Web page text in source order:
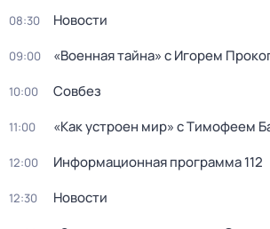
08:30 Новости
09:00 «Военная тайна» с Игорем
10:00 Совбез
11:00 «Как устроен мир» с Тимофеем
12:00 Информационная программа 112
12:30 Новости